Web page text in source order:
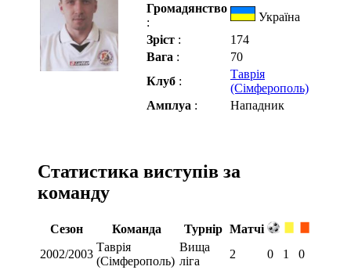
Громадянство
:
Україна
Зріст :
174
Вага :
70
Клуб :
Таврія
(Сімферополь)
Амплуа : Нападник
Статистика виступів за
команду
Сезон Команда Турнір Матчі
2002/2003
Таврія
(Сімферополь)
Вища
ліга
2 0 1 0